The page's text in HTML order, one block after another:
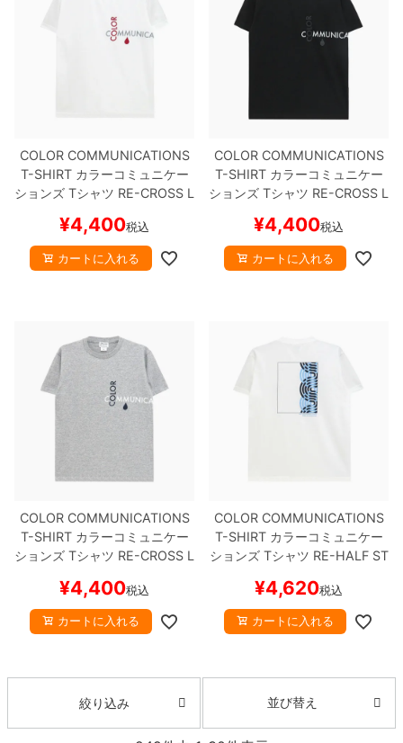
COLOR COMMUNICATIONS
T-SHIRTカラーコミュニケー
ションズ Tシャツ RE-CROSS L
トボード スケボー
¥4,400税込
カートに入れる
COLOR COMMUNICATIONS
T-SHIRTカラーコミュニケー
ションズ Tシャツ RE-CROSS L
トボード スケボー
¥4,400税込
カートに入れる
COLOR COMMUNICATIONS
T-SHIRTカラーコミュニケー
ションズ Tシャツ RE-CROSS L
ボード スケボー
¥4,400税込
カートに入れる
COLOR COMMUNICATIONS
T-SHIRTカラーコミュニケー
ションズTシャツ RE-HALF ST
ケートボード スケボー
¥4,620税込
カートに入れる
絞り込み 並び替え